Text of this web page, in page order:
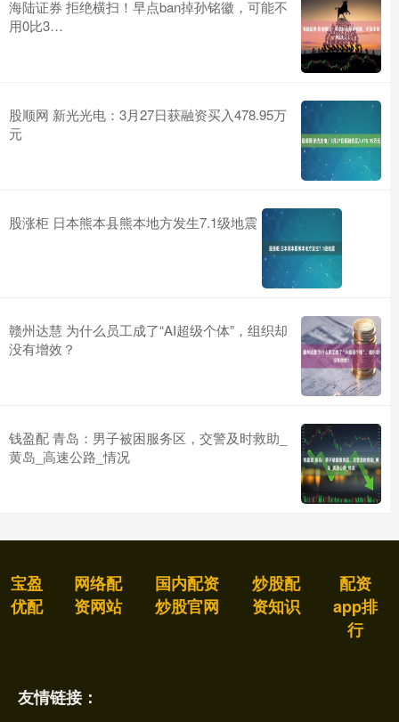
海陆证券 拒绝横扫！早点ban掉孙铭徽，可能不
用0比3…
股顺网 新光光电：3月27日获融资买入478.95万
元
股涨柜 日本熊本县熊本地方发生7.1级地震
赣州达慧 为什么员工成了“AI超级个体”，组织却
没有增效？
钱盈配 青岛：男子被困服务区，交警及时救助_
黄岛_高速公路_情况
宝盈
优配
网络配
资网站
国内配资
炒股官网
炒股配
资知识
配资
app排
行
友情链接：